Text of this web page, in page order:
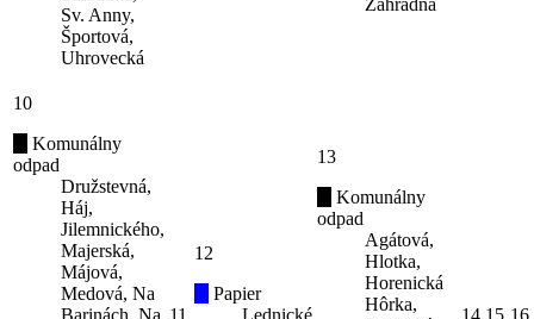
Sv. Anny,
Športová,
Uhrovecká
Záhradná
10
Komunálny
odpad
Družstevná,
Háj,
Jilemnického,
Majerská,
Májová,
Medová, Na
Barinách, Na 11
12
Papier
Lednické
13
Komunálny
odpad
Agátová,
Hlotka,
Horenická
Hôrka,
14 15 16